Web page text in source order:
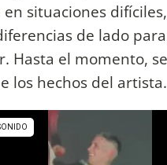
situaciones
de lado
Hasta el momento,
los hechos del artista.